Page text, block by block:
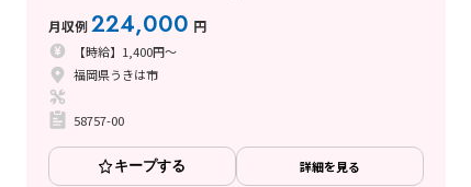
月収例224,000 円
【時給】1,400円～
福岡県うきは市
58757-00
キープする 詳細を見る